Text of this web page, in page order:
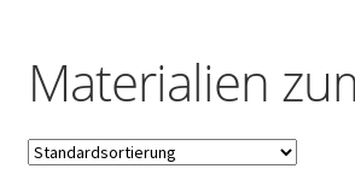
Datenschutzbelehrung
Impressum
Materialien